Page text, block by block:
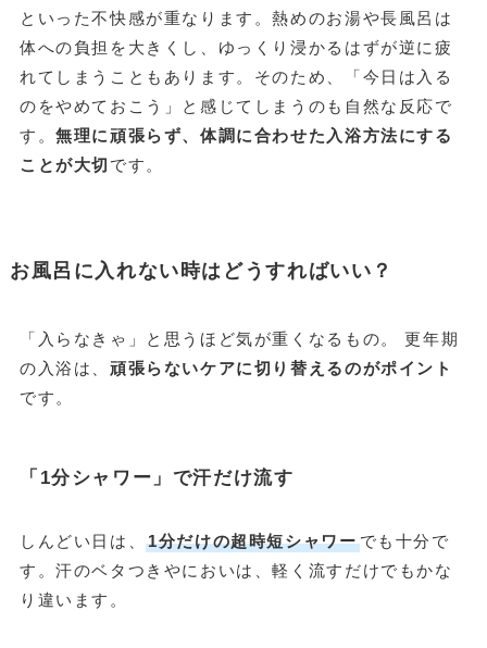
といった不快感が重なります。熱めのお湯や長風呂は
体への負担を大きくし、ゆっくり浸かるはずが逆に疲
れてしまうこともあります。そのため、「今日は入る
のをやめておこう」と感じてしまうのも自然な反応で
す。無理に頑張らず、体調に合わせた入浴方法にする
ことが大切 です。
お風呂に入れない時はどうすればいい？
「入らなきゃ」と思うほど気が重くなるもの。 更年期
の入浴は、 頑張らないケアに切り替えるのがポイント
です。
「1分シャワー」で汗だけ流す
しんどい日は、1分だけの超時短シャワーでも十分で
す。汗のベタつきやにおいは、軽く流すだけでもかな
り違います。